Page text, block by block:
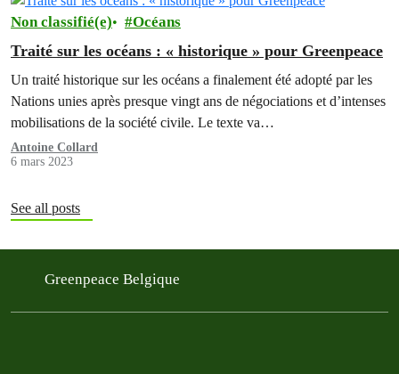
Non classifié(e) Océans
Traité sur les océans : « historique » pour Greenpeace
Un traité historique sur les océans a finalement été adopté par les
Nations unies après presque vingt ans de négociations et d’intenses
mobilisations de la société civile. Le texte va…
Antoine Collard
6 mars 2023
See all posts
Greenpeace Belgique